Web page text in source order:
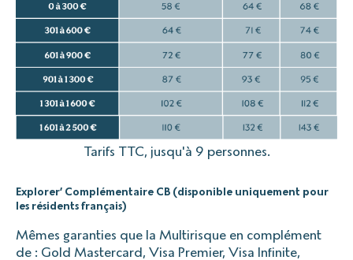
Tarifs TTC, jusqu'à 9 personnes.
Explorer’ Complémentaire CB (disponible uniquement pour
les résidents français)
Mêmes garanties que la Multirisque en complément
de : Gold Mastercard, Visa Premier, Visa Infinite,